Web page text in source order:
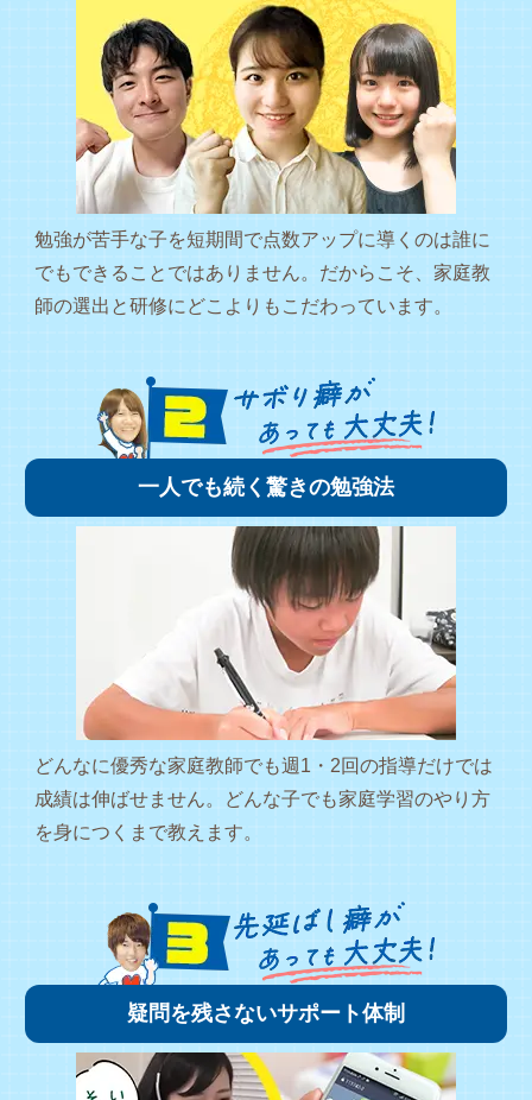
勉強が苦手な子を短期間で点数アップに導くのは誰に
でもできることではありません。だからこそ、家庭教
師の選出と研修にどこよりもこだわっています。
一人でも続く驚きの勉強法
どんなに優秀な家庭教師でも週1・2回の指導だけでは
成績は伸ばせません。どんな子でも家庭学習のやり方
を身につくまで教えます。
疑問を残さないサポート体制